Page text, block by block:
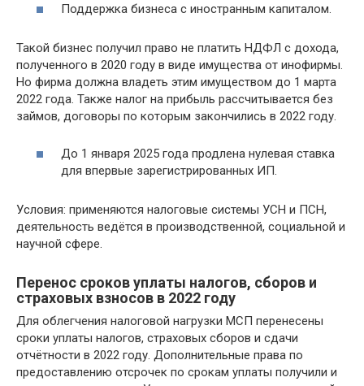
Поддержка бизнеса с иностранным капиталом.
Такой бизнес получил право не платить НДФЛ с дохода,
полученного в 2020 году в виде имущества от инофирмы.
Но фирма должна владеть этим имуществом до 1 марта
2022 года. Также налог на прибыль рассчитывается без
займов, договоры по которым закончились в 2022 году.
До 1 января 2025 года продлена нулевая ставка
для впервые зарегистрированных ИП.
Условия: применяются налоговые системы УСН и ПСН,
деятельность ведётся в производственной, социальной и
научной сфере.
Перенос сроков уплаты налогов, сборов и
страховых взносов в 2022 году
Для облегчения налоговой нагрузки МСП перенесены
сроки уплаты налогов, страховых сборов и сдачи
отчётности в 2022 году. Дополнительные права по
предоставлению отсрочек по срокам уплаты получили и